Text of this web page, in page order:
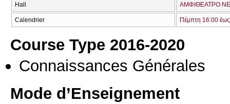
Hall ΑΜΦΙΘΕΑΤΡΟ
Calendrier Πέμπτη 16:00
Course Type 2016-2020
Connaissances Générales
Mode d’Enseignement